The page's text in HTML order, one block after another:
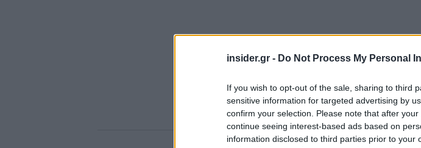
insider.gr - Do Not Process My Personal
If you wish to opt-out of the sale, sharing to third
sensitive information for targeted advertising by
confirm your selection. Please note that after
continue seeing interest-based ads based on
information disclosed to third parties prior to